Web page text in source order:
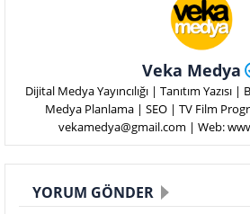
Veka Medya
Dijital Medya Yayıncılığı | Tanıtım
Medya Planlama | SEO | TV Film
vekamedya@gmail.com | Web:
YORUM GÖNDER